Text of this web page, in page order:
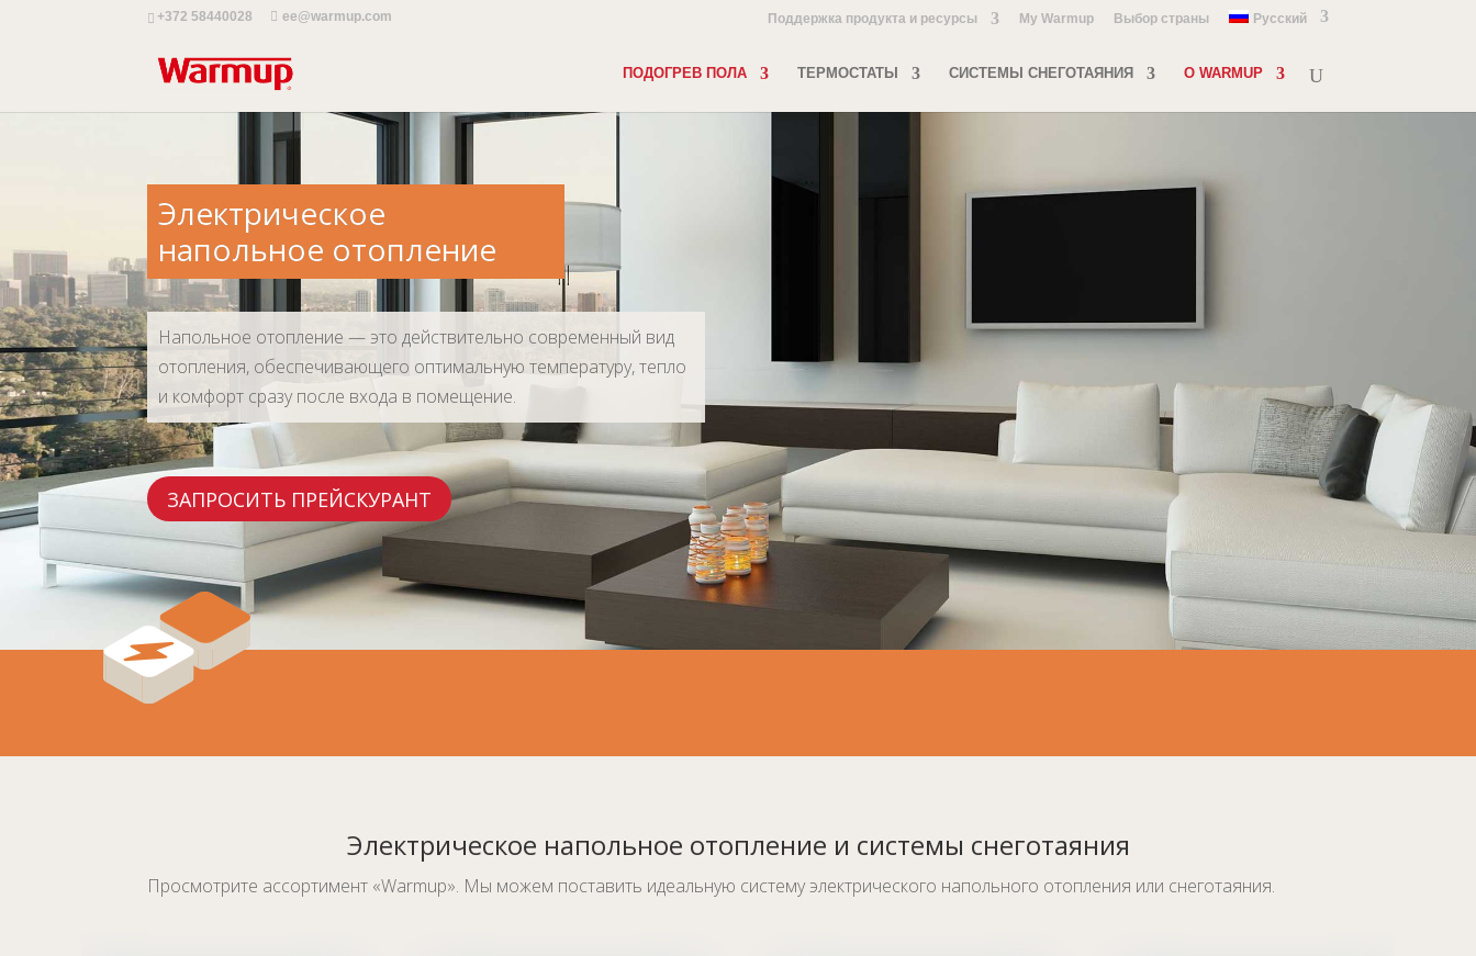
+372 58440028 ee@warmup.com Поддержка продукта и ресурсы My Warmup Выбор страны Русский
ПОДОГРЕВ ПОЛА ТЕРМОСТАТЫ СИСТЕМЫ СНЕГОТАЯНИЯ О WARMUP
Электрическое
напольное отопление
Напольное отопление — это действительно современный вид
отопления, обеспечивающего оптимальную температуру, тепло
и комфорт сразу после входа в помещение.
ЗАПРОСИТЬ ПРЕЙСКУРАНТ
Электрическое напольное отопление и системы снеготаяния
Просмотрите ассортимент «Warmup». Мы можем поставить идеальную систему электрического напольного отопления или снеготаяния.